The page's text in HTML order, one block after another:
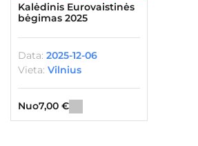
Kalėdinis Eurovaistinės
bėgimas 2025
Data: 2025-12-06
Vieta: Vilnius
Nuo7,00 €